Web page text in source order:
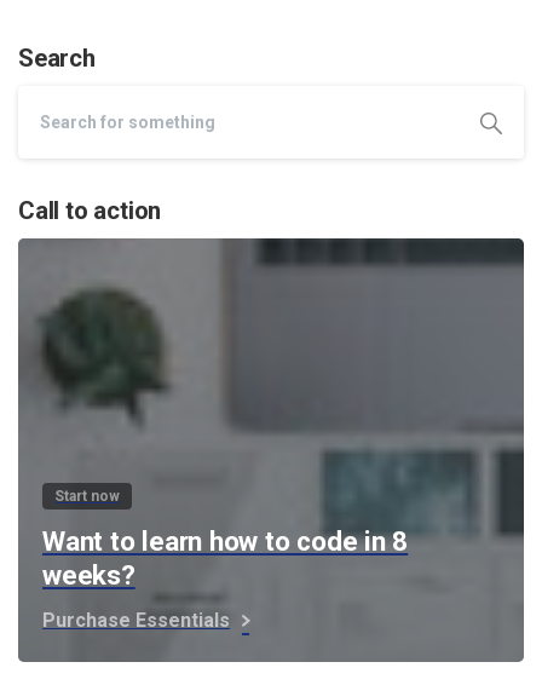
Search
Call to action
Start now
Want to learn how to code in 8
weeks?
Purchase Essentials